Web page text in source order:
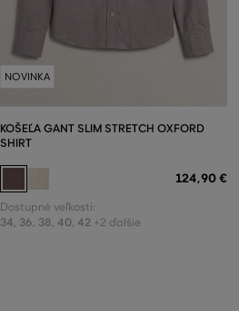
NOVINKA
KOŠEĽA GANT SLIM STRETCH OXFORD
SHIRT
124,90 €
Dostupné veľkosti:
34 36 38 40 42 +2 ďalšie